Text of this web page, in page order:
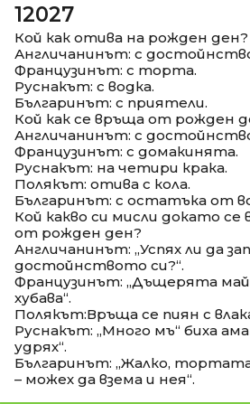
12027
Кой как отива на рожден ден?
Англичанинът: с
Французинът: с торта.
Руснакът: с водка.
Българинът: с приятели.
Кой как се връща от рожден
Англичанинът: с
Французинът: с домакинята.
Руснакът: на четири крака.
Полякът: отива с кола.
Българинът: с остатъка от
Кой какво си мисли докато се
от рожден ден?
Англичанинът: „Успях ли да
достойнството си?“.
Французинът: „Дъщерята
хубава“.
Полякът:Връща се пиян с
Руснакът: „Много мъ“ биха ама
удрях“.
Българинът: „Жалко,
– можех да взема и нея“.